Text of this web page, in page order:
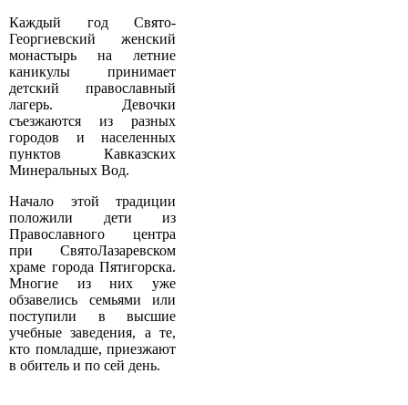
Каждый год Свято­
Георгиевский женский
монастырь на летние
каникулы принимает
детский православный
лагерь. Девочки
съезжаются из разных
городов и населенных
пунктов Кавказских
Минеральных Вод.
Начало этой традиции
положили дети из
Православного центра
при Свято­Лазаревском
храме города Пятигорска.
Многие из них уже
обзавелись семьями или
поступили в высшие
учебные заведения, а те,
кто по­младше, приезжают
в обитель и по сей день.